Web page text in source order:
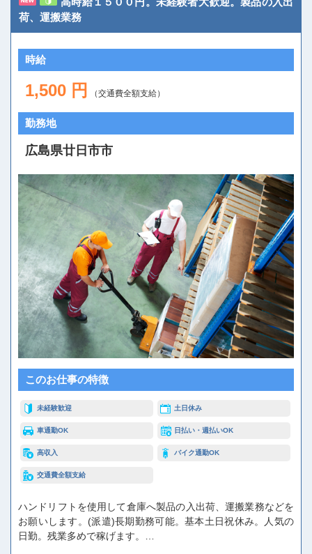
荷、運搬業務
時給
1,500 円 （交通費全額支給）
勤務地
広島県廿日市市
このお仕事の特徴
未経験歓迎 土日休み
車通勤OK 日払い・週払いOK
高収入 バイク通勤OK
交通費全額支給
ハンドリフトを使用して倉庫へ製品の入出荷、運搬業務などを
お願いします。(派遣)長期勤務可能。基本土日祝休み。人気の
日勤。残業多めで稼げます。…
人材派遣のしくみ・メリット
テクノ・サービスってどんな会社？
登録会場への行き方
サイトマップ
仕事情報配信メール登録
よくあるご質問
お問い合わせ
閉じる